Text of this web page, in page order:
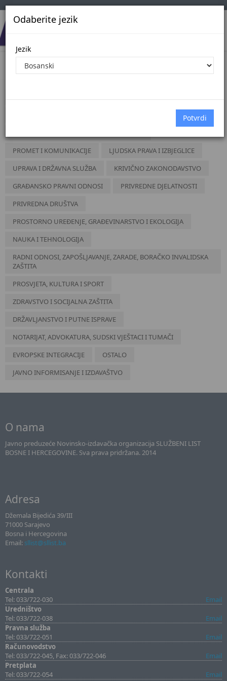
Odaberite jezik
Jezik
Akti
DRŽAVNO UREĐENJE
VANJSKI POSLOVI
PROMET I KOMUNIKACIJE
LJUDSKA PRAVA I IZBJEGLICE
UPRAVA I DRŽAVNA SLUŽBA
KRIVIČNO ZAKONODAVSTVO
GRAĐANSKO PRAVNI ODNOSI
PRIVREDNE DJELATNOSTI
PRIVREDNA DRUŠTVA
PROSTORNO UREĐENJE, GRAĐEVINARSTVO I EKOLOGIJA
NAUKA I TEHNOLOGIJA
RADNI ODNOSI, ZAPOŠLJAVANJE, ZARADE, BORAČKO INVALIDSKA
ZAŠTITA
PROSVJETA, KULTURA I SPORT
ZDRAVSTVO I SOCIJALNA ZAŠTITA
DRŽAVLJANSTVO I PUTNE ISPRAVE
NOTARIJAT, ADVOKATURA, SUDSKI VJEŠTACI I TUMAČI
EVROPSKE INTEGRACIJE
OSTALO
JAVNO INFORMISANJE I IZDAVAŠTVO
O nama
Javno preduzeće Novinsko-izdavačka organizacija SLUŽBENI LIST
BOSNE I HERCEGOVINE. Sva prava pridržana. 2014
Adresa
Džemala Bijedića 39/III
71000 Sarajevo
Bosna i Hercegovina
Email: sllist@sllist.ba
Kontakti
Centrala
Tel: 033/722-030
Email
Uredništvo
Tel: 033/722-038
Email
Pravna služba
Tel: 033/722-051
Email
Računovodstvo
Tel: 033/722-045, Fax: 033/722-046
Email
Pretplata
Tel: 033/722-054
Email